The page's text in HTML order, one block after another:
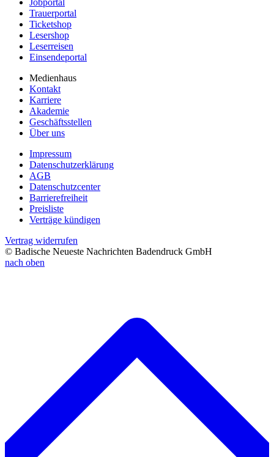
Trauerportal
Ticketshop
Lesershop
Leserreisen
Einsendeportal
Medienhaus
Kontakt
Karriere
Akademie
Geschäftsstellen
Über uns
Impressum
Datenschutzerklärung
AGB
Datenschutzcenter
Barrierefreiheit
Preisliste
Verträge kündigen
Vertrag widerrufen
© Badische Neueste Nachrichten Badendruck GmbH
nach oben